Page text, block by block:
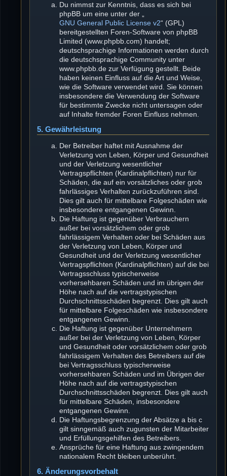
Du nimmst zur Kenntnis, dass es sich bei
phpBB um eine unter der „
GNU General Public License v2“ (GPL)
bereitgestellten Foren-Software von phpBB
Limited (www.phpbb.com) handelt;
deutschsprachige Informationen werden durch
die deutschsprachige Community unter
www.phpbb.de zur Verfügung gestellt. Beide
haben keinen Einfluss auf die Art und Weise,
wie die Software verwendet wird. Sie können
insbesondere die Verwendung der Software
für bestimmte Zwecke nicht untersagen oder
auf Inhalte fremder Foren Einfluss nehmen.
5. Gewährleistung
Der Betreiber haftet mit Ausnahme der
Verletzung von Leben, Körper und Gesundheit
und der Verletzung wesentlicher
Vertragspflichten (Kardinalpflichten) nur für
Schäden, die auf ein vorsätzliches oder grob
fahrlässiges Verhalten zurückzuführen sind.
Dies gilt auch für mittelbare Folgeschäden wie
insbesondere entgangenen Gewinn.
Die Haftung ist gegenüber Verbrauchern
außer bei vorsätzlichem oder grob
fahrlässigem Verhalten oder bei Schäden aus
der Verletzung von Leben, Körper und
Gesundheit und der Verletzung wesentlicher
Vertragspflichten (Kardinalpflichten) auf die bei
Vertragsschluss typischerweise
vorhersehbaren Schäden und im übrigen der
Höhe nach auf die vertragstypischen
Durchschnittsschäden begrenzt. Dies gilt auch
für mittelbare Folgeschäden wie insbesondere
entgangenen Gewinn.
Die Haftung ist gegenüber Unternehmern
außer bei der Verletzung von Leben, Körper
und Gesundheit oder vorsätzlichem oder grob
fahrlässigem Verhalten des Betreibers auf die
bei Vertragsschluss typischerweise
vorhersehbaren Schäden und im Übrigen der
Höhe nach auf die vertragstypischen
Durchschnittsschäden begrenzt. Dies gilt auch
für mittelbare Schäden, insbesondere
entgangenen Gewinn.
Die Haftungsbegrenzung der Absätze a bis c
gilt sinngemäß auch zugunsten der Mitarbeiter
und Erfüllungsgehilfen des Betreibers.
Ansprüche für eine Haftung aus zwingendem
nationalem Recht bleiben unberührt.
6. Änderungsvorbehalt